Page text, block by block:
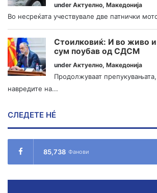
under Актуелно, Македонија
Во несреќата учествувале две патнички
Стоилковиќ: И во живо
сум поубав од СДСМ
under Актуелно, Македонија
Продолжуваат
навредите на...
СЛЕДЕТЕ НÉ
85,738 Фанови